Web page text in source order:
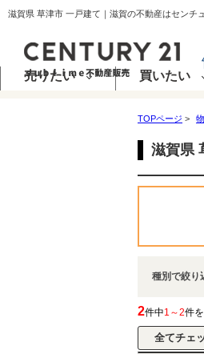
滋賀県 草津市 一戸建て｜滋賀の不動産はセンチ
売りたい 買いたい
TOPページ >
滋賀県
種別で絞り
2件中1～2件